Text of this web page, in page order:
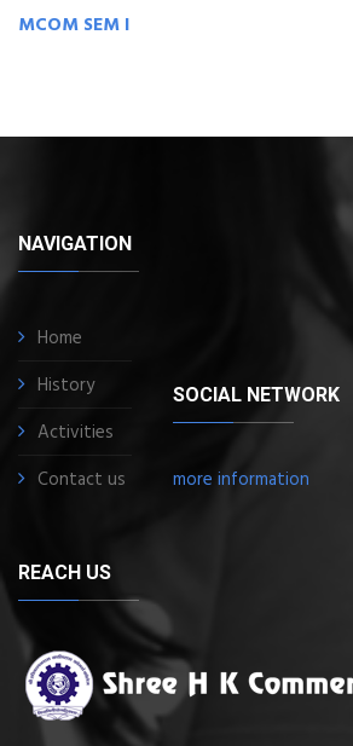
MCOM SEM I
NAVIGATION
Home
History
Activities
Contact us
SOCIAL NETWORK
more information
REACH US